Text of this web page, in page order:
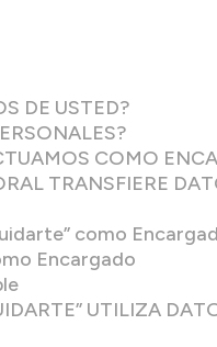
DE USTED?
COMO
TRANSFIERE
como
Encargado
UTILIZA